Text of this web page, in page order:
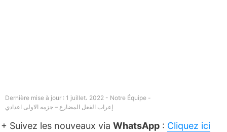
Dernière mise à jour : 1 juillet، 2022 - Notre Équipe -
إعراب الفعل المضارع – جزمه الاولى اعدادي
+ Suivez les nouveaux via WhatsApp : Cliquez ici